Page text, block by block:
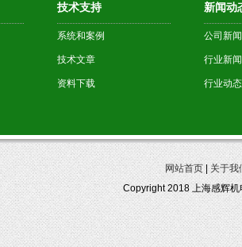
技术支持
系统和案例
技术文章
资料下载
新闻动
公司新闻
行业新闻
行业动态
网站首页|关于我
Copyright 2018 上海感辉